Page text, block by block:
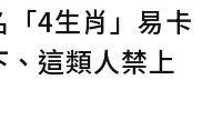
確認送出
4生肖」易卡
這類人禁上